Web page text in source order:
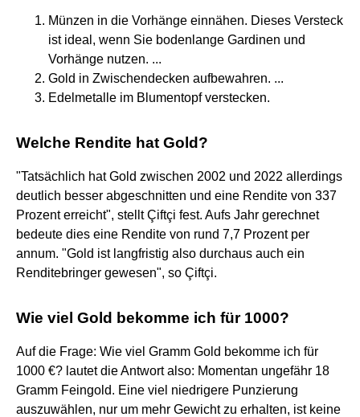
Münzen in die Vorhänge einnähen. Dieses Versteck
ist ideal, wenn Sie bodenlange Gardinen und
Vorhänge nutzen. ...
Gold in Zwischendecken aufbewahren. ...
Edelmetalle im Blumentopf verstecken.
Welche Rendite hat Gold?
"Tatsächlich hat Gold zwischen 2002 und 2022 allerdings
deutlich besser abgeschnitten und eine Rendite von 337
Prozent erreicht", stellt Çiftçi fest. Aufs Jahr gerechnet
bedeute dies eine Rendite von rund 7,7 Prozent per
annum. "Gold ist langfristig also durchaus auch ein
Renditebringer gewesen", so Çiftçi.
Wie viel Gold bekomme ich für 1000?
Auf die Frage: Wie viel Gramm Gold bekomme ich für
1000 €? lautet die Antwort also: Momentan ungefähr 18
Gramm Feingold. Eine viel niedrigere Punzierung
auszuwählen, nur um mehr Gewicht zu erhalten, ist keine